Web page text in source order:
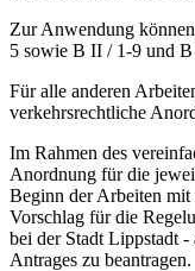
Zur Anwendung
5 sowie B II / 1-9 und
Für alle anderen
verkehrsrechtliche
Im Rahmen des
Anordnung für die
Beginn der Arbeiten
Vorschlag für die
bei der Stadt Lippstadt -
Antrages zu beantragen.